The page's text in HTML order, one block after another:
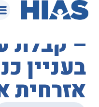
המאגר המשפטי
בית
– קבלת
בעניין
אזרחית